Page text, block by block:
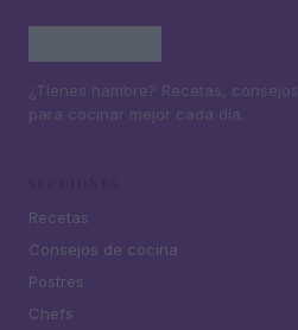
¿Tienes hambre? Recetas,
para cocinar mejor cada día.
Recetas
Consejos de cocina
Postres
Chefs